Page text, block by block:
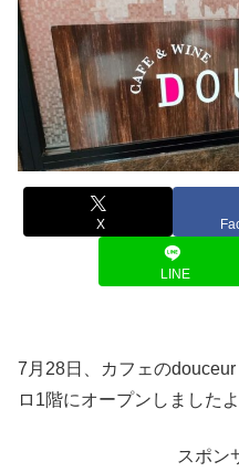
X
LINE
7月28日、カフェの
ロ1階にオープンしましたよ
スポン